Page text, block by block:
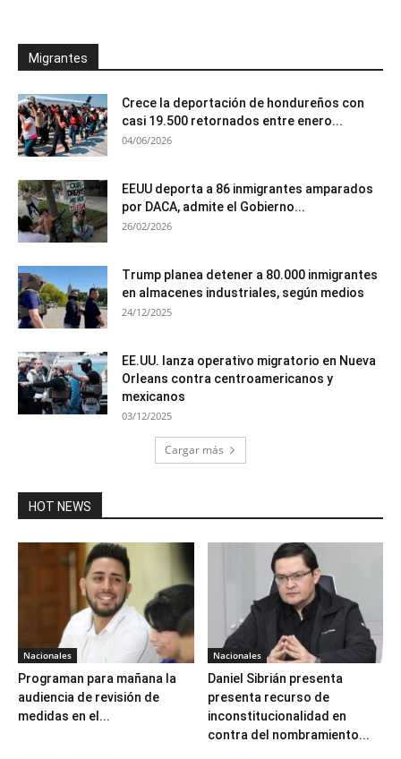
Migrantes
Crece la deportación de hondureños con
casi 19.500 retornados entre enero...
04/06/2026
EEUU deporta a 86 inmigrantes amparados
por DACA, admite el Gobierno...
26/02/2026
Trump planea detener a 80.000 inmigrantes
en almacenes industriales, según medios
24/12/2025
EE.UU. lanza operativo migratorio en Nueva
Orleans contra centroamericanos y
mexicanos
03/12/2025
Cargar más
HOT NEWS
Nacionales
Programan para mañana la
audiencia de revisión de
medidas en el...
Nacionales
Daniel Sibrián presenta
presenta recurso de
inconstitucionalidad en
contra del nombramiento...